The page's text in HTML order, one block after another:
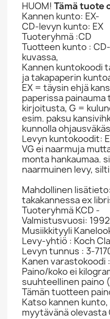
HUOM! Tämä tuote
Kannen kunto: EX-
CD-levyn kunto: EX
Tuoteryhmä :CD
Tuotteen kunto :
kuvassa,
Kannen kuntokoodi
ja takapaperin
EX = täysin ehjä
paperissa painauma
kirjoitusta, G =
esim. paksu
kunnolla
Levyn kuntokoodit:
VG ei naarmuja
monta hankaumaa.
naarmuinen levy,
Mahdollinen
takakannessa ex
Tuoteryhmä KCD -
Valmistusvuosi: 1992
Musiikkityyli
Levy-yhtiö : Koch
Levyn tunnus : 3-
Kanen varastokoodi
Paino/koko ei
suuhteellinen paino (
Tämän tuotteen
Katso kannen
myytävänä olevasta